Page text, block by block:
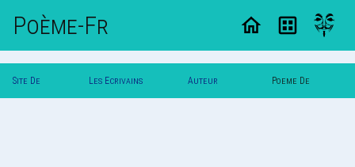
Poème-Fr
Site De Les Ecrivains Auteur Poeme De